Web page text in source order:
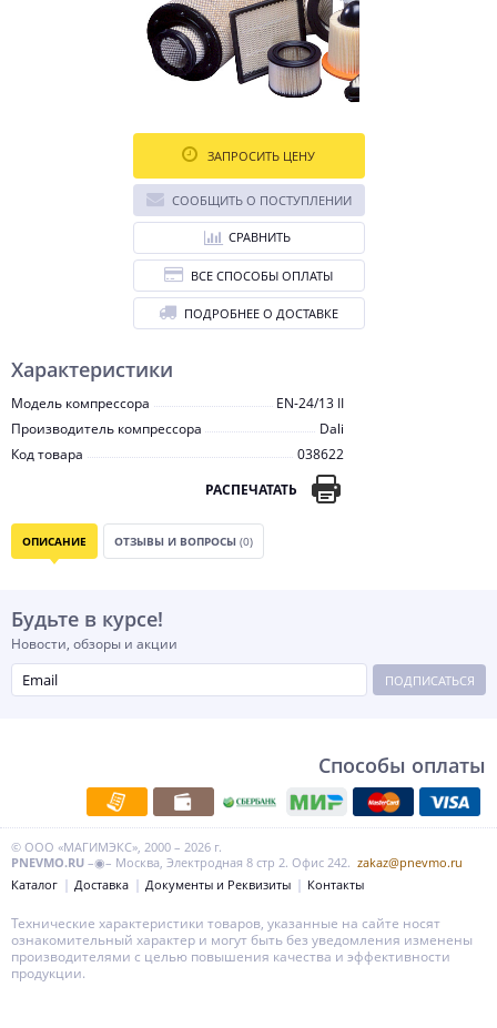
Характеристики
Модель компрессора
EN-24/13 II
Производитель компрессора
Dali
Код товара
038622
РАСПЕЧАТАТЬ
ЗАПРОСИТЬ ЦЕНУ
СООБЩИТЬ О ПОСТУПЛЕНИИ
СРАВНИТЬ
ВСЕ СПОСОБЫ ОПЛАТЫ
ПОДРОБНЕЕ О ДОСТАВКЕ
ОПИСАНИЕ ОТЗЫВЫ И ВОПРОСЫ (0)
Будьте в курсе!
Новости, обзоры и акции
ПОДПИСАТЬСЯ
Способы оплаты
© ООО «МАГИМЭКС», 2000 – 2026 г.
PNEVMO.RU –◉– Москва, Электродная 8 стр 2. Офис 242. zakaz@pnevmo.ru
Каталог
Доставка Документы и Реквизиты Контакты
Технические характеристики товаров, указанные на сайте носят
ознакомительный характер и могут быть без уведомления изменены
производителями с целью повышения качества и эффективности
продукции.